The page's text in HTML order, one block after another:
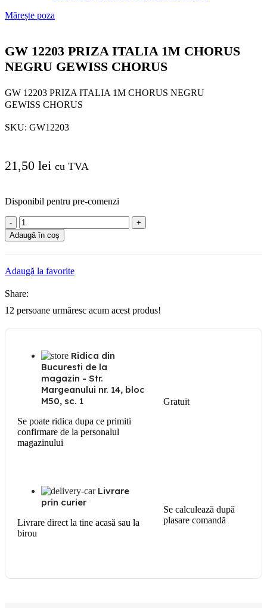
Mărește poza
GW 12203 PRIZA ITALIA 1M CHORUS
NEGRU GEWISS CHORUS
GW 12203 PRIZA ITALIA 1M CHORUS NEGRU
GEWISS CHORUS
SKU: GW12203
21,50 lei cu TVA
Disponibil pentru pre-comenzi
Cantitate
GW
12203
1M
NEGRU
GEWISS
CHORUS
Adaugă în coș
Adaugă la favorite
Share:
12 persoane urmăresc acum acest produs!
Ridica din
Bucuresti de la
magazin - Str.
Margeanului nr. 14, bloc
M50, sc. 1
Se poate ridica dupa ce primiti
confirmare de la personalul
magazinului
Gratuit
Livrare
prin curier
Livrare direct la tine acasă sau la
birou
Se calculează după
plasare comandă